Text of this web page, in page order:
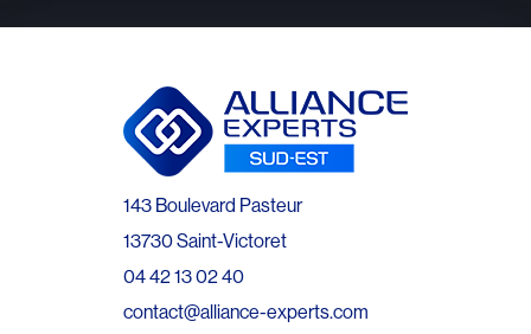
143 Boulevard Pasteur
13730 Saint-Victoret
04 42 13 02 40
contact@alliance-experts.com